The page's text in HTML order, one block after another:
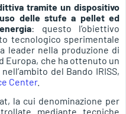
tramite un dispositivo
delle stufe a pellet ed
: questo l’obiettivo
tecnologico sperimentale
leader nella produzione di
Europa, che ha ottenuto un
del Bando IRISS,
Center.
la cui denominazione per
mediante tecniche